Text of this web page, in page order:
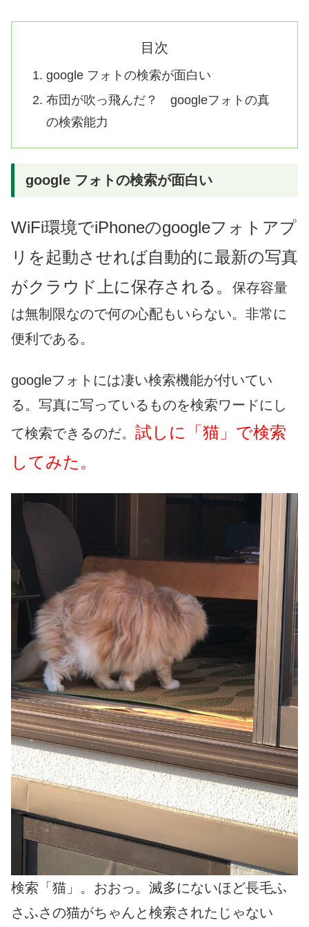
目次
google フォトの検索が面白い
布団が吹っ飛んだ？ googleフォトの真
の検索能力
google フォトの検索が面白い
WiFi環境でiPhoneのgoogleフォトアプ
リを起動させれば自動的に最新の写真
がクラウド上に保存される。
保存容量
は無制限なので何の心配もいらない。非常に
便利である。
googleフォトには凄い検索機能が付いてい
る。写真に写っているものを検索ワードにし
て検索できるのだ。 試しに「猫」で検索
してみた。
検索「猫」。おおっ。滅多にないほど長毛ふ
さふさの猫がちゃんと検索されたじゃない